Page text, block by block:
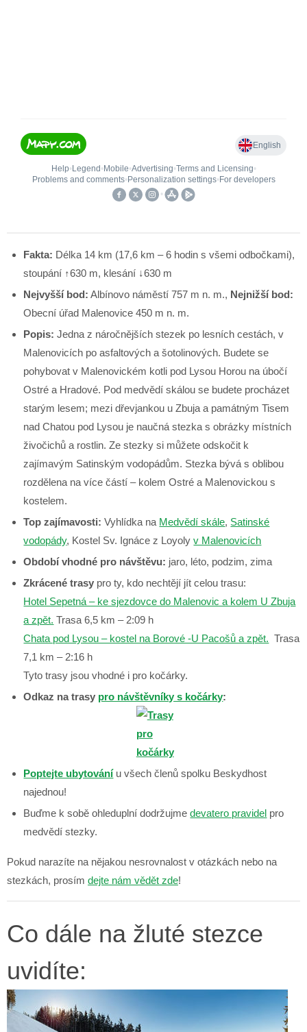
Fakta: Délka 14 km (17,6 km – 6 hodin s všemi odbočkami),
stoupání ↑630 m, klesání ↓630 m
Nejvyšší bod: Albínovo náměstí 757 m n. m., Nejnižší bod:
Obecní úřad Malenovice 450 m n. m.
Popis: Jedna z náročnějších stezek po lesních cestách, v
Malenovicích po asfaltových a šotolinových. Budete se
pohybovat v Malenovickém kotli pod Lysou Horou na úbočí
Ostré a Hradové. Pod medvědí skálou se budete procházet
starým lesem; mezi dřevjankou u Zbuja a památným Tisem
nad Chatou pod Lysou je naučná stezka s obrázky místních
živočichů a rostlin. Ze stezky si můžete odskočit k
zajímavým Satinským vodopádům. Stezka bývá s oblibou
rozdělena na více částí – kolem Ostré a Malenovickou s
kostelem.
Top zajímavosti: Vyhlídka na Medvědí skále, Satinské
vodopády, Kostel Sv. Ignáce z Loyolyv Malenovicích
Období vhodné pro návštěvu: jaro, léto, podzim, zima
Zkrácené trasy pro ty, kdo nechtějí jít celou trasu:
Hotel Sepetná – ke sjezdovce do Malenovic a kolem U Zbuja
a zpět. Trasa 6,5 km – 2:09 h
Chata pod Lysou – kostel na Borové -U Pacošů a zpět. Trasa
7,1 km – 2:16 h
Tyto trasy jsou vhodné i pro kočárky.
Odkaz na trasy pro návštěvníky s kočárky:
Poptejte ubytování u všech členů spolku Beskydhost
najednou!
Buďme k sobě ohleduplní dodržujmedevatero pravidel pro
medvědí stezky.
Pokud narazíte na nějakou nesrovnalost v otázkách nebo na
stezkách, prosím dejte nám vědět zde!
Co dále na žluté stezce
uvidíte: